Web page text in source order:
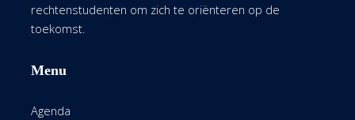
rechtenstudenten om zich te oriënteren op de
toekomst.
Menu
Agenda